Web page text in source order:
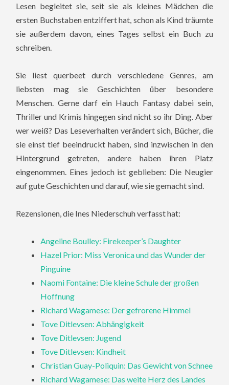
Lesen begleitet sie, seit sie als kleines Mädchen die
ersten Buchstaben entziffert hat, schon als Kind träumte
sie außerdem davon, eines Tages selbst ein Buch zu
schreiben.
Sie liest querbeet durch verschiedene Genres, am
liebsten mag sie Geschichten über besondere
Menschen. Gerne darf ein Hauch Fantasy dabei sein,
Thriller und Krimis hingegen sind nicht so ihr Ding. Aber
wer weiß? Das Leseverhalten verändert sich, Bücher, die
sie einst tief beeindruckt haben, sind inzwischen in den
Hintergrund getreten, andere haben ihren Platz
eingenommen. Eines jedoch ist geblieben: Die Neugier
auf gute Geschichten und darauf, wie sie gemacht sind.
Rezensionen, die Ines Niederschuh verfasst hat:
Angeline Boulley: Firekeeper’s Daughter
Hazel Prior: Miss Veronica und das Wunder der
Pinguine
Naomi Fontaine: Die kleine Schule der großen
Hoffnung
Richard Wagamese: Der gefrorene Himmel
Tove Ditlevsen: Abhängigkeit
Tove Ditlevsen: Jugend
Tove Ditlevsen: Kindheit
Christian Guay-Poliquin: Das Gewicht von Schnee
Richard Wagamese: Das weite Herz des Landes